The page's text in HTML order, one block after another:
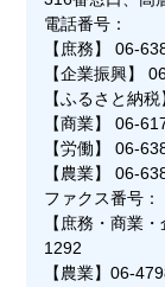
電話番号：
【庶務】 06-
【企業振興】
【ふるさと納
【商業】 06-
【労働】 06-
【農業】 06-
ファクス番号：
【庶務・商業
1292
【農業】06-